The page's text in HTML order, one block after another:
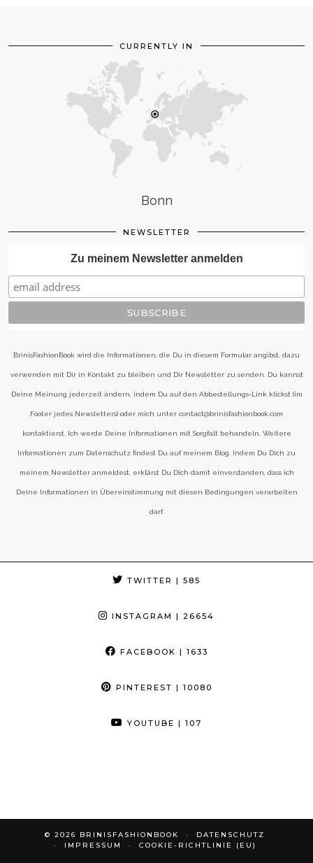
CURRENTLY IN
Bonn
NEWSLETTER
Zu meinem Newsletter anmelden
BrinisFashionBook wird die Informationen, die Du in diesem Formular angibst, dazu
verwenden mit Dir in Kontakt zu bleiben und Dir Newsletter zu senden. Du kannst
Deine Meinung jederzeit ändern, indem Du auf den Abbestellungs-Link klickst (im
Footer jedes Newsletters) oder mich unter contact@brinisfashionbook.com
kontaktierst. Ich werde Deine Informationen mit Sorgfalt behandeln. Weitere
Informationen zum Datenschutz findest Du auf meinem Blog. Indem Du Dich zu
meinem Newsletter anmeldest, erklärst Du Dich damit einverstanden, dass ich
Deine Informationen in Übereinstimmung mit diesen Bedingungen verarbeiten
darf.
TWITTER | 585
INSTAGRAM | 26654
FACEBOOK | 1633
PINTEREST | 10080
YOUTUBE | 107
© 2026 BRINISFASHIONBOOK
DATENSCHUTZ
IMPRESSUM
COOKIE-RICHTLINIE (EU)